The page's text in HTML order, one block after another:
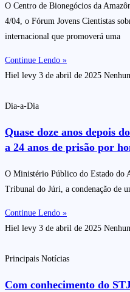
O Centro de Bionegócios da
4/04, o Fórum Jovens Cientistas
internacional que promoverá uma
Continue Lendo »
Hiel levy 3 de abril de 2025
Dia-a-Dia
Quase doze anos depois
a 24 anos de prisão por
O Ministério Público do Estado do
Tribunal do Júri, a condenação de
Continue Lendo »
Hiel levy 3 de abril de 2025
Principais Notícias
Com conhecimento do